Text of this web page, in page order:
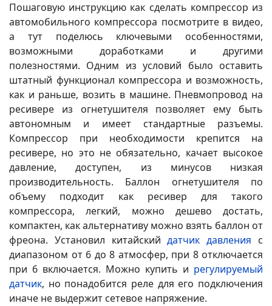
Пошаговую инструкцию как сделать компрессор из
автомобильного компрессора посмотрите в видео,
а тут поделюсь ключевыми особенностями,
возможными доработками и другими
полезностями. Одним из условий было оставить
штатный функционал компрессора и возможность,
как и раньше, возить в машине. Пневмопровод на
ресивере из огнетушителя позволяет ему быть
автономным и имеет стандартные разъемы.
Компрессор при необходимости крепится на
ресивере, но это не обязательно, качает высокое
давление, доступен, из минусов низкая
производительность. Баллон огнетушителя по
объему подходит как ресивер для такого
компрессора, легкий, можно дешево достать,
компактен, как альтернативу можно взять баллон от
фреона. Установил китайскийдатчик давления с
диапазоном от 6 до 8 атмосфер, при 8 отключается
при 6 включается. Можно купить и регулируемый
датчик, но понадобится реле для его подключения
иначе не выдержит сетевое напряжение.